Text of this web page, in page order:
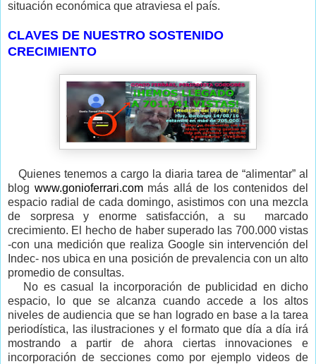
situación económica que atraviesa el país.
CLAVES DE NUESTRO SOSTENIDO
CRECIMIENTO
Quienes tenemos a cargo la diaria tarea de “alimentar” al
blog www.gonioferrari.commás allá de los contenidos del
espacio radial de cada domingo, asistimos con una mezcla
de sorpresa y enorme satisfacción, a su marcado
crecimiento. El hecho de haber superado las 700.000 vistas
-con una medición que realiza Google sin intervención del
Indec- nos ubica en una posición de prevalencia con un alto
promedio de consultas.
No es casual la incorporación de publicidad en dicho
espacio, lo que se alcanza cuando accede a los altos
niveles de audiencia que se han logrado en base a la tarea
periodística, las ilustraciones y el formato que día a día irá
mostrando a partir de ahora ciertas innovaciones e
incorporación de secciones como por ejemplo videos de